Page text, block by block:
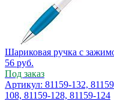
Шариковая ручка с
56 руб.
Под заказ
Артикул: 81159-132,
108, 81159-128, 81159-124